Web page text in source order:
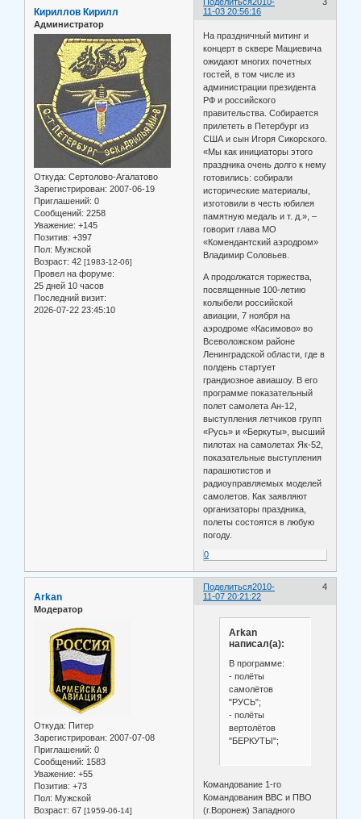
11-03 20:56:16
Кириллов Кирилл
Администратор
Откуда: Сертолово-Агалатово
Зарегистрирован: 2007-06-19
Приглашений: 0
Сообщений: 2258
Уважение: +145
Позитив: +397
Пол: Мужской
Возраст: 42 [1983-12-06]
Провел на форуме:
25 дней 10 часов
Последний визит:
2026-07-22 23:45:10
На праздничный митинг и
концерт в сквере Мациевича
ожидают многих почетных
гостей, в том числе из
администрации президента
РФ и российского
правительства. Собирается
прилететь в Петербург из
США и сын Игоря Сикорского.
«Мы как инициаторы этого
праздника очень долго к нему
готовились: собирали
исторические материалы,
изготовили в честь юбилея
памятную медаль и т. д.», –
говорит глава МО
«Комендантский аэродром»
Владимир Соловьев.
А продолжатся торжества,
посвященные 100-летию
колыбели российской
авиации, 7 ноября на
аэродроме «Касимово» во
Всеволожском районе
Ленинградской области, где в
полдень стартует
грандиозное авиашоу. В его
программе показательный
полет самолета Ан-12,
выступления летчиков групп
«Русь» и «Беркуты», высший
пилотах на самолетах Як-52,
показательные выступления
парашютистов и
радиоуправляемых моделей
самолетов. Как заявляют
организаторы праздника,
полеты состоятся в любую
погоду.
0
Поделиться 4
2010-
11-07 20:21:22
Arkan
Модератор
Откуда: Питер
Зарегистрирован: 2007-07-08
Приглашений: 0
Сообщений: 1583
Уважение: +55
Позитив: +73
Пол: Мужской
Возраст: 67 [1959-06-14]
Arkan
написал(а):
В программе:
- полёты
самолётов
"РУСЬ";
- полёты
вертолётов
"БЕРКУТЫ";
Командование 1-го
Командования ВВС и ПВО
(г.Воронеж) Западного